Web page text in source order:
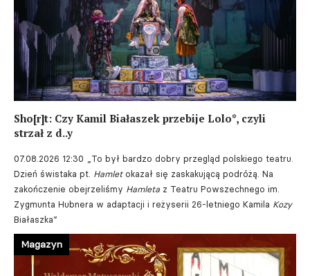
Sho[r]t: Czy Kamil Białaszek przebije Lolo*, czyli
strzał z d..y
07.08.2026 12:30
„To był bardzo dobry przegląd polskiego teatru.
Dzień świstaka pt. Hamletokazał się zaskakującą podróżą. Na
zakończenie obejrzeliśmy Hamleta z Teatru Powszechnego im.
Zygmunta Hubnera w adaptacji i reżyserii 26-letniego Kamila Kozy
Białaszka”
Magazyn